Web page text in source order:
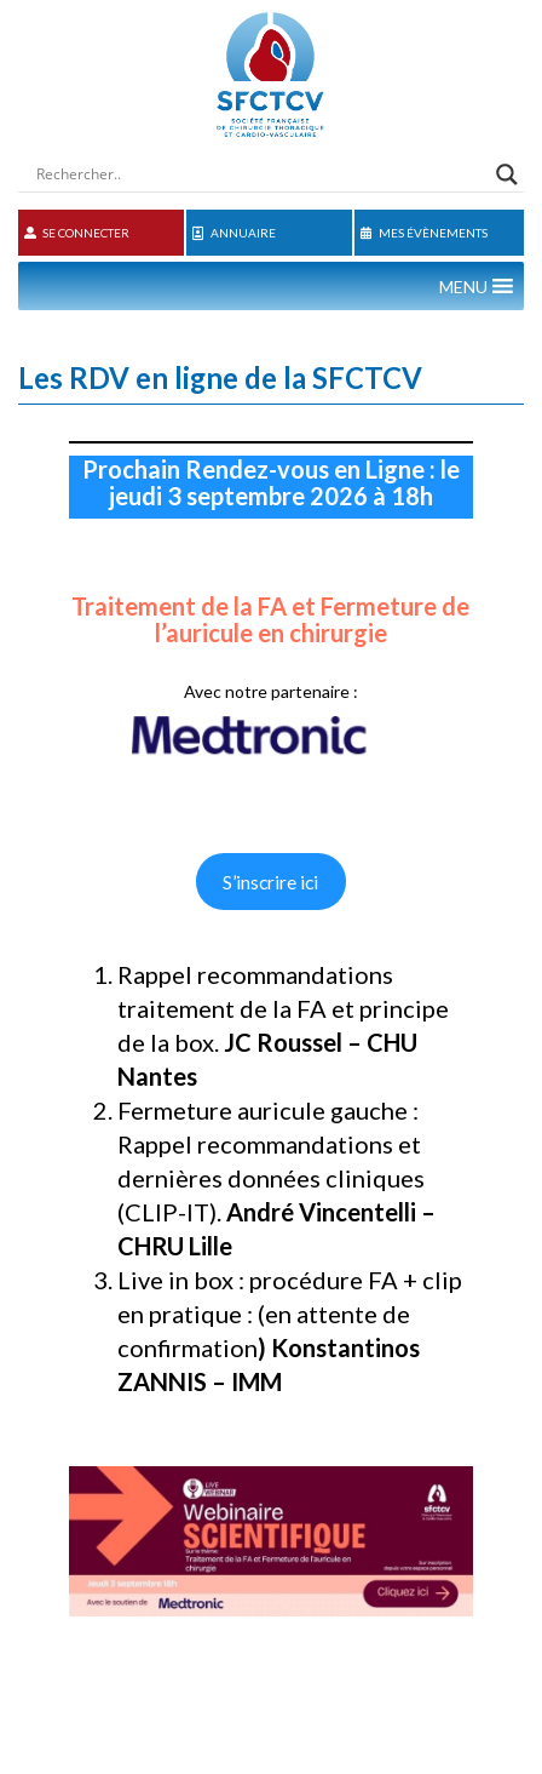
SE CONNECTER ANNUAIRE MES ÉVÈNEMENTS
MENU
Les RDV en ligne de la SFCTCV
Prochain Rendez-vous en Ligne : le
jeudi 3 septembre 2026 à 18h
Traitement de la FA et Fermeture de
l’auricule en chirurgie
Avec notre partenaire :
S’inscrire ici
Rappel recommandations
traitement de la FA et principe
de la box. JC Roussel – CHU
Nantes
Fermeture auricule gauche :
Rappel recommandations et
dernières données cliniques
(CLIP-IT).André Vincentelli –
CHRU Lille
Live in box : procédure FA + clip
en pratique : (en attente de
confirmation) Konstantinos
ZANNIS – IMM